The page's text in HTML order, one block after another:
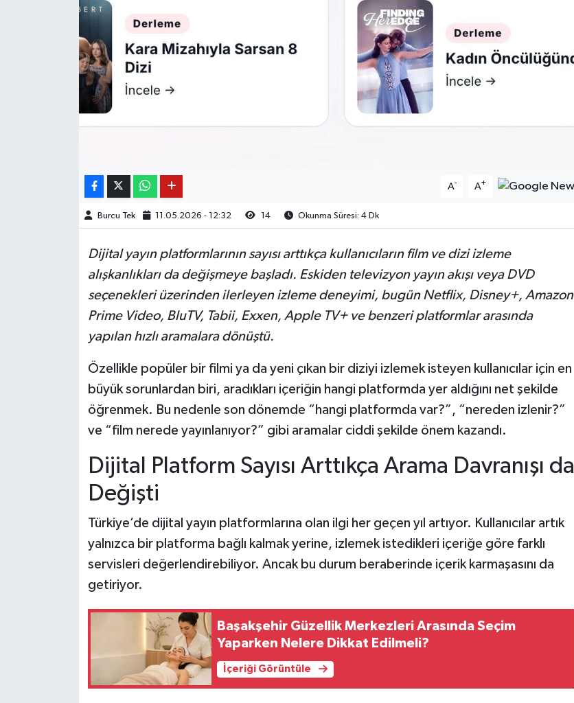
A- A+
Burcu Tek 11.05.2026 - 12:32 14 Okunma Süresi: 4 Dk
Dijital yayın platformlarının sayısı arttıkça kullanıcıların film ve dizi izleme
alışkanlıkları da değişmeye başladı. Eskiden televizyon yayın akışı veya DVD
seçenekleri üzerinden ilerleyen izleme deneyimi, bugün Netflix, Disney+, Amazon
Prime Video, BluTV, Tabii, Exxen, Apple TV+ ve benzeri platformlar arasında
yapılan hızlı aramalara dönüştü.
Özellikle popüler bir filmi ya da yeni çıkan bir diziyi izlemek isteyen kullanıcılar için en
büyük sorunlardan biri, aradıkları içeriğin hangi platformda yer aldığını net şekilde
öğrenmek. Bu nedenle son dönemde “hangi platformda var?”, “nereden izlenir?”
ve “film nerede yayınlanıyor?” gibi aramalar ciddi şekilde önem kazandı.
Dijital Platform Sayısı Arttıkça Arama Davranışı da
Değişti
Türkiye’de dijital yayın platformlarına olan ilgi her geçen yıl artıyor. Kullanıcılar artık
yalnızca bir platforma bağlı kalmak yerine, izlemek istedikleri içeriğe göre farklı
servisleri değerlendirebiliyor. Ancak bu durum beraberinde içerik karmaşasını da
getiriyor.
Başakşehir Güzellik Merkezleri Arasında Seçim
Yaparken Nelere Dikkat Edilmeli?
İçeriği Görüntüle